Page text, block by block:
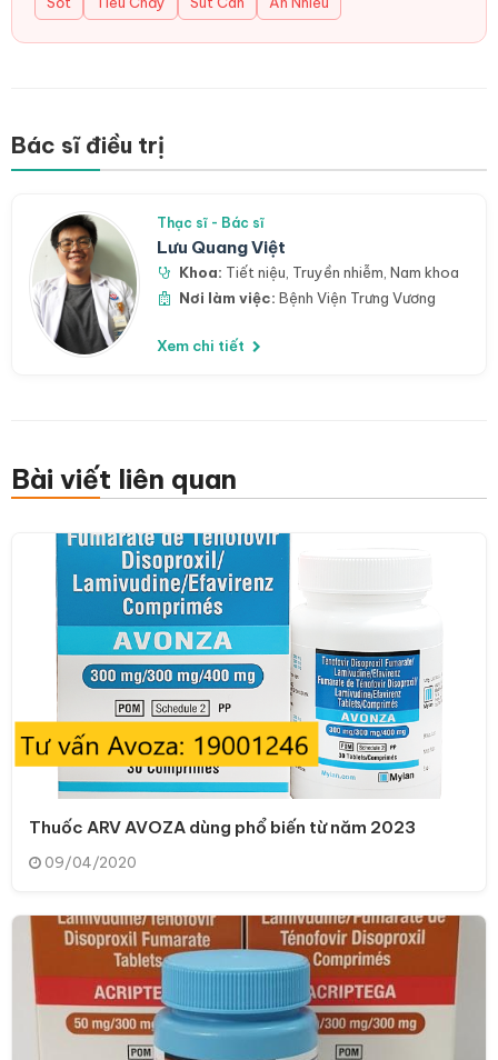
Bác sĩ điều trị
Thạc sĩ - Bác sĩ
Lưu Quang Việt
Khoa: Tiết niệu, Truyền nhiễm, Nam khoa
Nơi làm việc: Bệnh Viện Trưng Vương
Xem chi tiết
Bài viết liên quan
Thuốc ARV AVOZA dùng phổ biến từ năm 2023
09/04/2020